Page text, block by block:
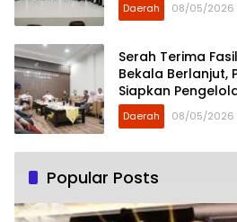
Daerah 08/05/2026
Serah Terima
Bekala Berlanjut,
Siapkan
Daerah 08/05/2026
Popular Posts